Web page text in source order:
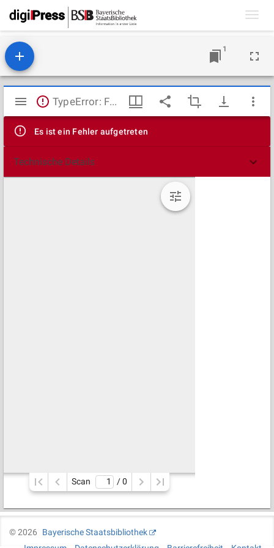
1
Mirador
Viewer
TypeError: Failed to fetch
Es ist ein Fehler aufgetreten
Technische Details
Scan / 0
©2026
Bayerische Staatsbibliothek